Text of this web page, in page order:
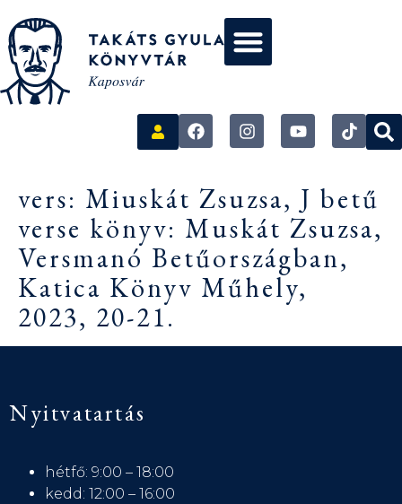
vers: Miuskát Zsuzsa, J betű
verse könyv: Muskát Zsuzsa,
Versmanó Betűországban,
Katica Könyv Műhely,
2023, 20-21.
Nyitvatartás
hétfő: 9:00 – 18:00
kedd: 12:00 – 16:00